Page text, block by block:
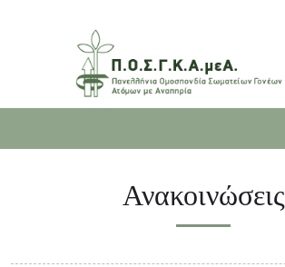
Ανακοινώσεις